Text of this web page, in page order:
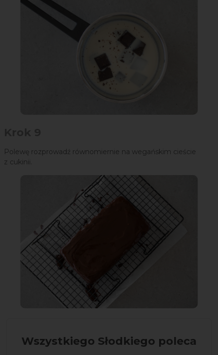
Polewę rozprowadź równomiernie na wegańskim cieście
z cukinii.
Wszystkiego Słodkiego poleca